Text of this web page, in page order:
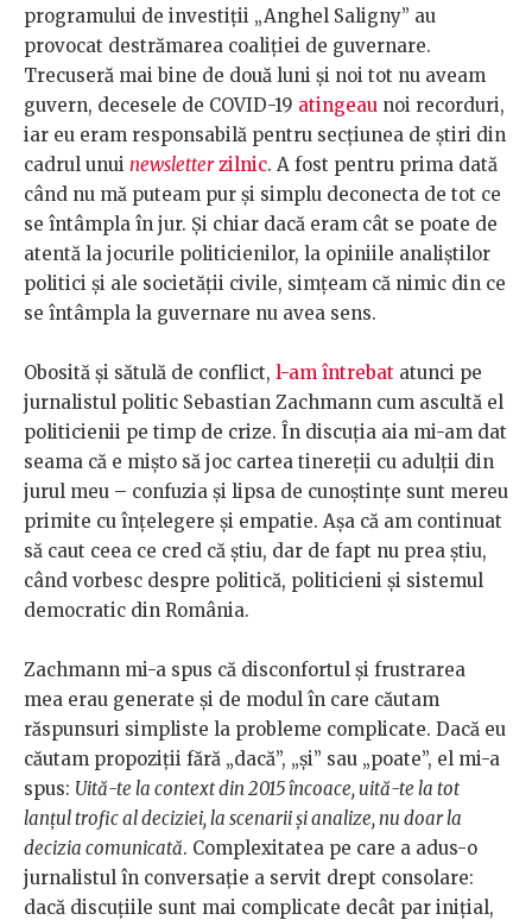
programului de investiții „Anghel Saligny” au
provocat destrămarea coaliției de guvernare.
Trecuseră mai bine de două luni și noi tot nu aveam
guvern, decesele de COVID-19 atingeau noi recorduri,
iar eu eram responsabilă pentru secțiunea de știri din
cadrul unui newsletterzilnic. A fost pentru prima dată
când nu mă puteam pur și simplu deconecta de tot ce
se întâmpla în jur. Și chiar dacă eram cât se poate de
atentă la jocurile politicienilor, la opiniile analiștilor
politici și ale societății civile, simțeam că nimic din ce
se întâmpla la guvernare nu avea sens.
Obosită și sătulă de conflict, l-am întrebat atunci pe
jurnalistul politic Sebastian Zachmann cum ascultă el
politicienii pe timp de crize. În discuția aia mi-am dat
seama că e mișto să joc cartea tinereții cu adulții din
jurul meu – confuzia și lipsa de cunoștințe sunt mereu
primite cu înțelegere și empatie. Așa că am continuat
să caut ceea ce cred că știu, dar de fapt nu prea știu,
când vorbesc despre politică, politicieni și sistemul
democratic din România.
Zachmann mi-a spus că disconfortul și frustrarea
mea erau generate și de modul în care căutam
răspunsuri simpliste la probleme complicate. Dacă eu
căutam propoziții fără „dacă”, „și” sau „poate”, el mi-a
spus: Uită-te la context din 2015 încoace, uită-te la tot
lanțul trofic al deciziei, la scenarii și analize, nu doar la
decizia comunicată. Complexitatea pe care a adus-o
jurnalistul în conversație a servit drept consolare:
dacă discuțiile sunt mai complicate decât par inițial,